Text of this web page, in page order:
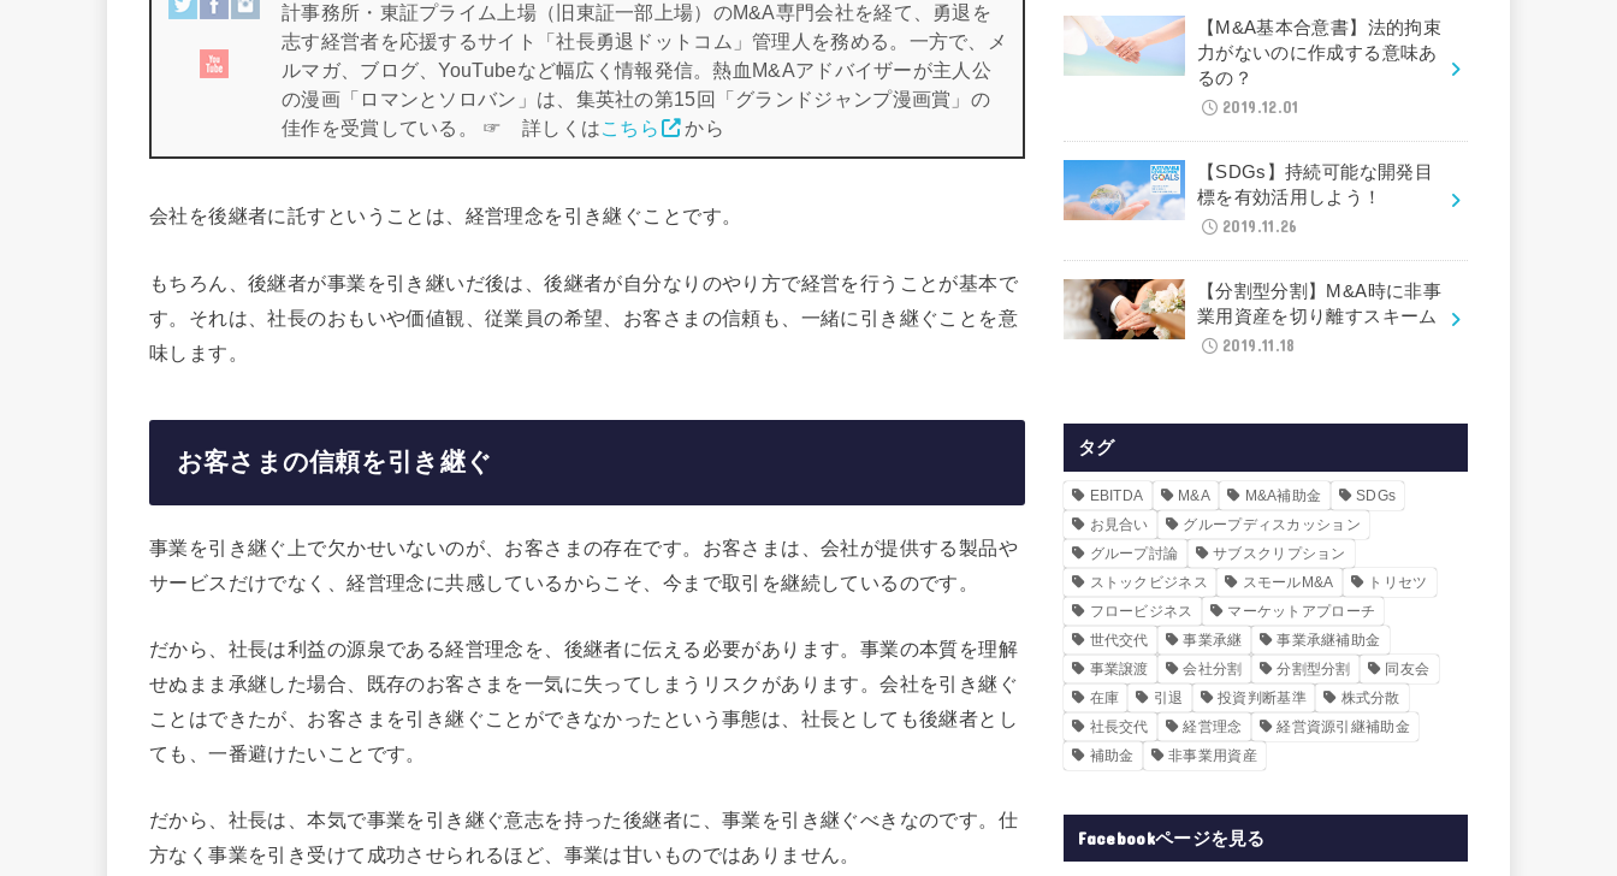
計事務所・東証プライム上場（旧東証一部上場）のM&A専門会社を経て、勇退を
志す経営者を応援するサイト「社長勇退ドットコム」管理人を務める。一方で、メ
ルマガ、ブログ、YouTubeなど幅広く情報発信。熱血M&Aアドバイザーが主人公
の漫画「ロマンとソロバン」は、集英社の第15回「グランドジャンプ漫画賞」の
佳作を受賞している。 ☞ 詳しくはこちら から
会社を後継者に託すということは、経営理念を引き継ぐことです。
もちろん、後継者が事業を引き継いだ後は、後継者が自分なりのやり方で経営を行うことが基本で
す。それは、社長のおもいや価値観、従業員の希望、お客さまの信頼も、一緒に引き継ぐことを意
味します。
お客さまの信頼を引き継ぐ
事業を引き継ぐ上で欠かせいないのが、お客さまの存在です。お客さまは、会社が提供する製品や
サービスだけでなく、経営理念に共感しているからこそ、今まで取引を継続しているのです。
だから、社長は利益の源泉である経営理念を、後継者に伝える必要があります。事業の本質を理解
せぬまま承継した場合、既存のお客さまを一気に失ってしまうリスクがあります。会社を引き継ぐ
ことはできたが、お客さまを引き継ぐことができなかったという事態は、社長としても後継者とし
ても、一番避けたいことです。
だから、社長は、本気で事業を引き継ぐ意志を持った後継者に、事業を引き継ぐべきなのです。仕
方なく事業を引き受けて成功させられるほど、事業は甘いものではありません。
【M&A基本合意書】法的拘束
力がないのに作成する意味あ
るの？
2019.12.01
【SDGs】持続可能な開発目
標を有効活用しよう！
2019.11.26
【分割型分割】M&A時に非事
業用資産を切り離すスキーム
2019.11.18
タグ
EBITDA M&A M&A補助金
SDGs
お見合い
グループディスカッション
グループ討論
サブスクリプション
ストックビジネス
スモールM&A
トリセツ
フロービジネス
マーケットアプローチ
世代交代
事業承継
事業承継補助金
事業譲渡
会社分割 分割型分割
同友会
在庫
引退 投資判断基準
株式分散
社長交代
経営理念
経営資源引継補助金
補助金
非事業用資産
Facebookページを見る